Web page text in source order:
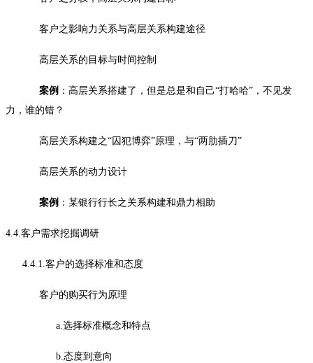
客户之影响力关系与高层关系构建途径
高层关系的目标与时间控制
案例 ：高层关系搭建了，但是总是和自己“打哈哈”，不见发
力，谁的错？
高层关系构建之“囚犯博弈”原理，与“两肋插刀”
高层关系的动力设计
案例 ：某银行行长之关系构建和鼎力相助
4.4.客户需求挖掘调研
4.4.1.客户的选择标准和态度
客户的购买行为原理
a.选择标准概念和特点
b.态度到意向